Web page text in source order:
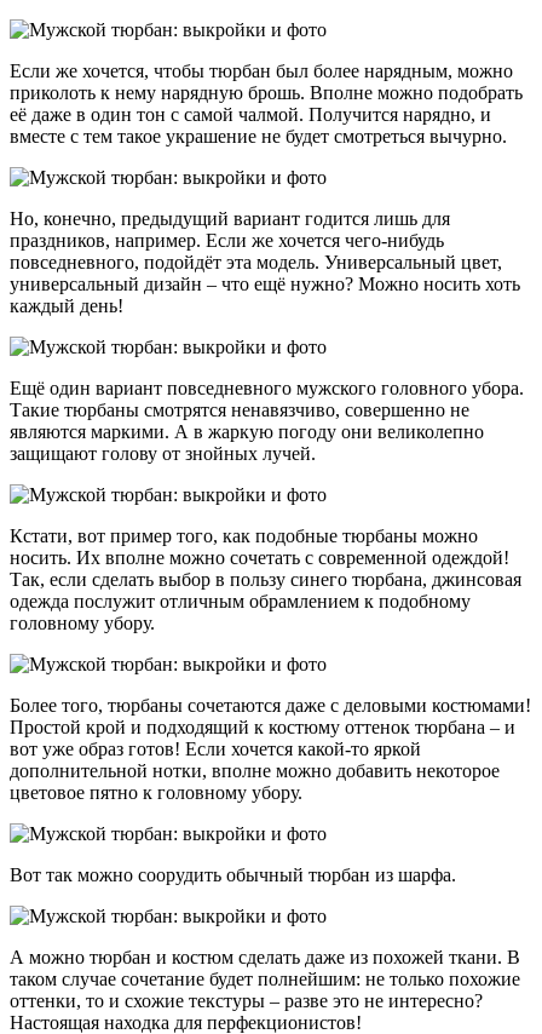
Если же хочется, чтобы тюрбан был более нарядным, можно
приколоть к нему нарядную брошь. Вполне можно подобрать
её даже в один тон с самой чалмой. Получится нарядно, и
вместе с тем такое украшение не будет смотреться вычурно.
Но, конечно, предыдущий вариант годится лишь для
праздников, например. Если же хочется чего-нибудь
повседневного, подойдёт эта модель. Универсальный цвет,
универсальный дизайн – что ещё нужно? Можно носить хоть
каждый день!
Ещё один вариант повседневного мужского головного убора.
Такие тюрбаны смотрятся ненавязчиво, совершенно не
являются маркими. А в жаркую погоду они великолепно
защищают голову от знойных лучей.
Кстати, вот пример того, как подобные тюрбаны можно
носить. Их вполне можно сочетать с современной одеждой!
Так, если сделать выбор в пользу синего тюрбана, джинсовая
одежда послужит отличным обрамлением к подобному
головному убору.
Более того, тюрбаны сочетаются даже с деловыми костюмами!
Простой крой и подходящий к костюму оттенок тюрбана – и
вот уже образ готов! Если хочется какой-то яркой
дополнительной нотки, вполне можно добавить некоторое
цветовое пятно к головному убору.
Вот так можно соорудить обычный тюрбан из шарфа.
А можно тюрбан и костюм сделать даже из похожей ткани. В
таком случае сочетание будет полнейшим: не только похожие
оттенки, то и схожие текстуры – разве это не интересно?
Настоящая находка для перфекционистов!